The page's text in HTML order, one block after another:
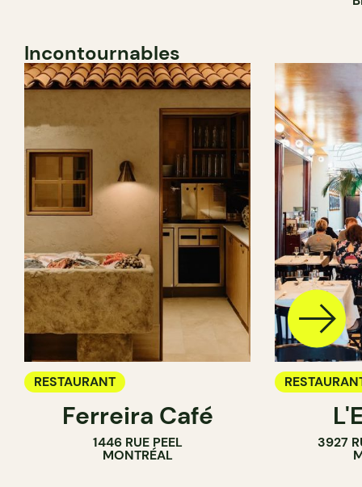
Incontournables
RESTAURANT
Ferreira Café
1446 RUE PEEL
MONTRÉAL
3927